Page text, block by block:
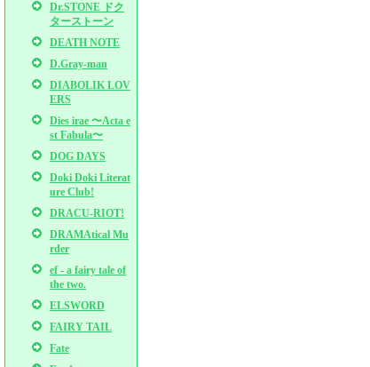
Dr.STONE ドク
ターストーン
DEATH NOTE
D.Gray-man
DIABOLIK LOV
ERS
Dies irae 〜Acta e
st Fabula〜
DOG DAYS
Doki Doki Literat
ure Club!
DRACU-RIOT!
DRAMAtical Mu
rder
ef - a fairy tale of
the two.
ELSWORD
FAIRY TAIL
Fate